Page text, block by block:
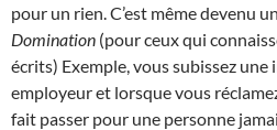
pour un rien. C’est même devenu
Domination (pour ceux qui
écrits) Exemple, vous subissez
employeur et lorsque vous
fait passer pour une personne